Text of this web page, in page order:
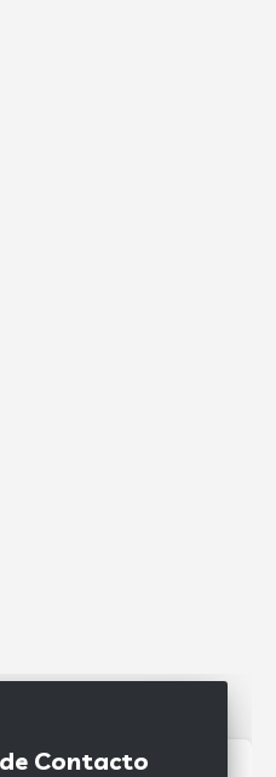
Contacto